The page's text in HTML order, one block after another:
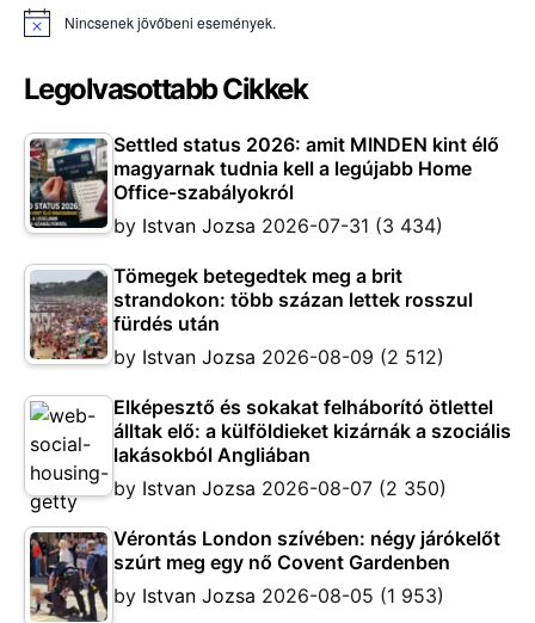
Notice Nincsenek jövőbeni események.
Legolvasottabb Cikkek
Settled status 2026: amit MINDEN kint élő
magyarnak tudnia kell a legújabb Home
Office-szabályokról
by Istvan Jozsa 2026-07-31 (3 434)
Tömegek betegedtek meg a brit
strandokon: több százan lettek rosszul
fürdés után
by Istvan Jozsa 2026-08-09 (2 512)
Elképesztő és sokakat felháborító ötlettel
álltak elő: a külföldieket kizárnák a szociális
lakásokból Angliában
by Istvan Jozsa 2026-08-07 (2 350)
Vérontás London szívében: négy járókelőt
szúrt meg egy nő Covent Gardenben
by Istvan Jozsa 2026-08-05 (1 953)